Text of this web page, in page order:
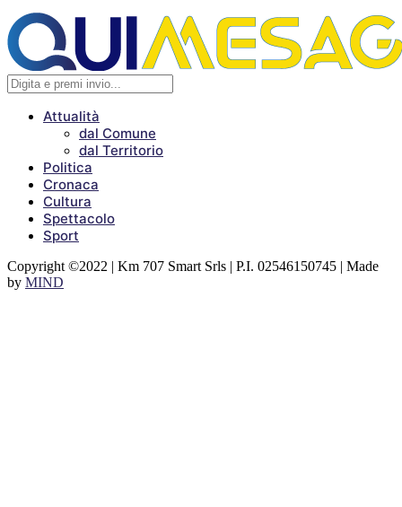
Attualità
dal Comune
dal Territorio
Politica
Cronaca
Cultura
Spettacolo
Sport
Copyright ©2022 | Km 707 Smart Srls | P.I. 02546150745 | Made
by MIND